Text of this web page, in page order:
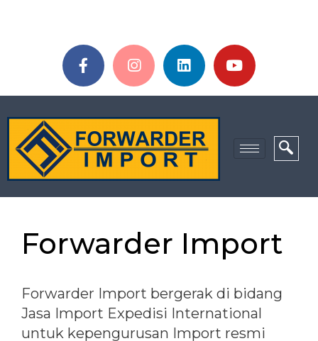
Forwarder Import
Forwarder Import bergerak di bidang
Jasa Import Expedisi International
untuk kepengurusan Import resmi